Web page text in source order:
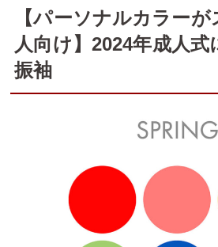
【パーソナルカラー
人向け】2024年成人
振袖